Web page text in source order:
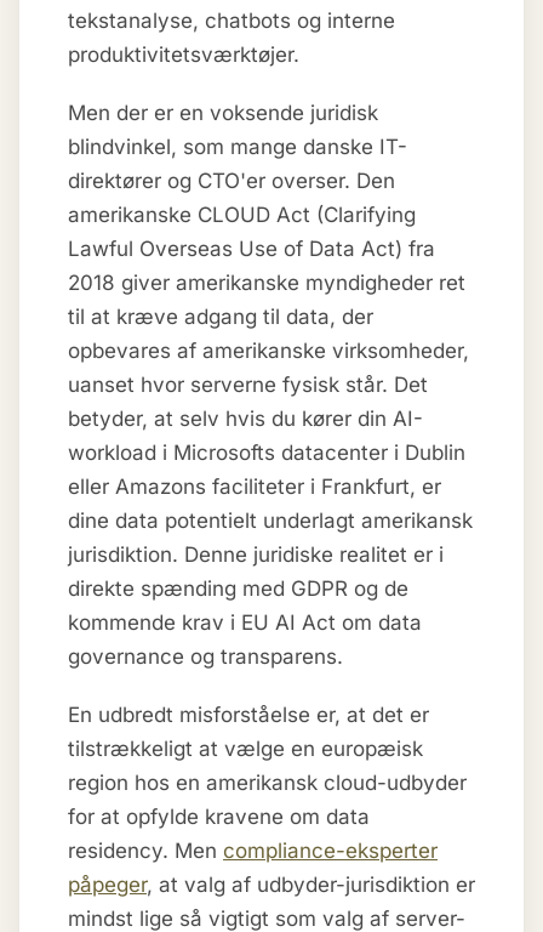
tekstanalyse, chatbots og interne
produktivitetsværktøjer.
Men der er en voksende juridisk
blindvinkel, som mange danske IT-
direktører og CTO'er overser. Den
amerikanske CLOUD Act (Clarifying
Lawful Overseas Use of Data Act) fra
2018 giver amerikanske myndigheder ret
til at kræve adgang til data, der
opbevares af amerikanske virksomheder,
uanset hvor serverne fysisk står. Det
betyder, at selv hvis du kører din AI-
workload i Microsofts datacenter i Dublin
eller Amazons faciliteter i Frankfurt, er
dine data potentielt underlagt amerikansk
jurisdiktion. Denne juridiske realitet er i
direkte spænding med GDPR og de
kommende krav i EU AI Act om data
governance og transparens.
En udbredt misforståelse er, at det er
tilstrækkeligt at vælge en europæisk
region hos en amerikansk cloud-udbyder
for at opfylde kravene om data
residency. Men compliance-eksperter
påpeger, at valg af udbyder-jurisdiktion er
mindst lige så vigtigt som valg af server-